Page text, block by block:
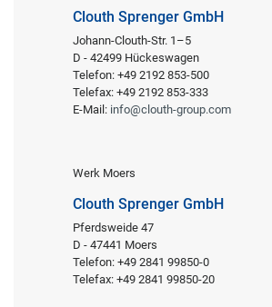
Clouth Sprenger GmbH
Johann-Clouth-Str. 1–5
D - 42499 Hückeswagen
Telefon: +49 2192 853-500
Telefax: +49 2192 853-333
E-Mail: info@clouth-group.com
Werk Moers
Clouth Sprenger GmbH
Pferdsweide 47
D - 47441 Moers
Telefon: +49 2841 99850-0
Telefax: +49 2841 99850-20